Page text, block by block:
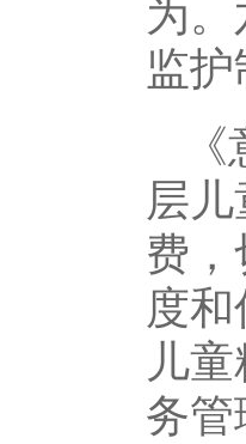
为
监
层
费
度
儿
务